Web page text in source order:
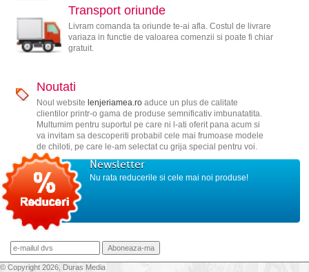
Transport oriunde
Livram comanda ta oriunde te-ai afla. Costul de livrare
variaza in functie de valoarea comenzii si poate fi chiar
gratuit.
Noutati
Noul website lenjeriamea.roaduce un plus de calitate
clientilor printr-o gama de produse semnificativ imbunatatita.
Multumim pentru suportul pe care ni l-ati oferit pana acum si
va invitam sa descoperiti probabil cele mai frumoase modele
de chiloti, pe care le-am selectat cu grija special pentru voi.
Newsletter
Nu rata reducerile si cele mai noi produse!
© Copyright 2026, Duras Media